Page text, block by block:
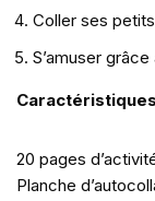
Coller ses
S’amuser
Caractéristiques
20 pages
Planche